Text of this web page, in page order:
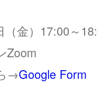
（金） 17:00～
Zoom
→Google Form